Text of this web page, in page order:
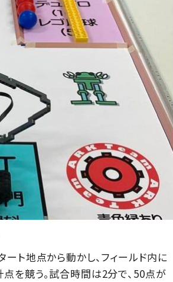
ト地点から動かし、フィールド内に
を競う。試合時間は2分で、50点が